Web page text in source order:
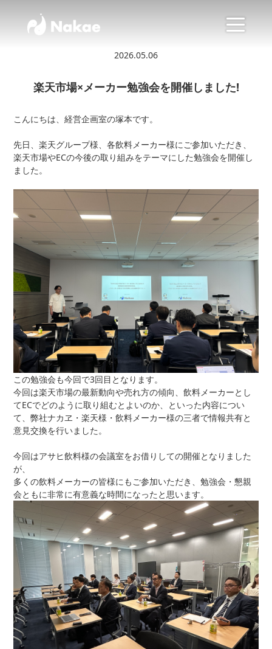
2026.05.06
楽天市場×メーカー勉強会を開催しました!
こんにちは、経営企画室の塚本です。
先日、楽天グループ様、各飲料メーカー様にご参加いただき、
楽天市場やECの今後の取り組みをテーマにした勉強会を開催し
ました。
この勉強会も今回で3回目となります。
今回は楽天市場の最新動向や売れ方の傾向、飲料メーカーとし
てECでどのように取り組むとよいのか、といった内容につい
て、弊社ナカヱ・楽天様・飲料メーカー様の三者で情報共有と
意見交換を行いました。
今回はアサヒ飲料様の会議室をお借りしての開催となりました
が、
多くの飲料メーカーの皆様にもご参加いただき、勉強会・懇親
会ともに非常に有意義な時間になったと思います。